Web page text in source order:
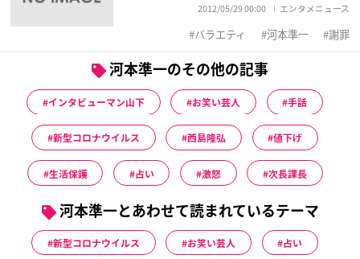
2012/05/29 00:00 エンタメニュース
バラエティ 河本準一 謝罪
河本準一のその他の記事
インタビューマン山下 お笑い芸人 手話
新型コロナウイルス 西島隆弘 値下げ
生活保護 占い 激怒 次長課長
河本準一とあわせて読まれているテーマ
新型コロナウイルス お笑い芸人 占い